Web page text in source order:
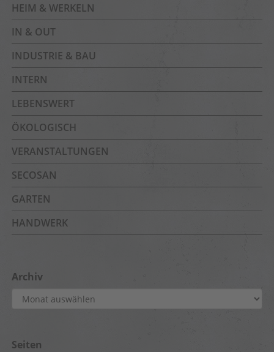
HEIM & WERKELN
IN & OUT
INDUSTRIE & BAU
INTERN
LEBENSWERT
ÖKOLOGISCH
VERANSTALTUNGEN
SECOSAN
GARTEN
HANDWERK
Archiv
Archiv
Seiten